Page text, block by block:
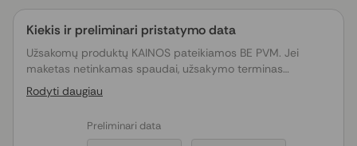
Kiekis ir preliminari pristatymo data
Užsakomų produktų KAINOS pateikiamos BE PVM. Jei
maketas netinkamas spaudai, užsakymo terminas
pratęsiamas tiek dienų, kiek truks maketo
derinimas/koregavimas.
Rodyti daugiau
Preliminari data